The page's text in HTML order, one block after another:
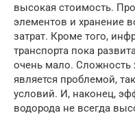
высокая стоимость.
элементов и хранение
затрат. Кроме того,
транспорта пока
очень мало. Сложность
является проблемой,
условий. И, наконец,
водорода не всегда